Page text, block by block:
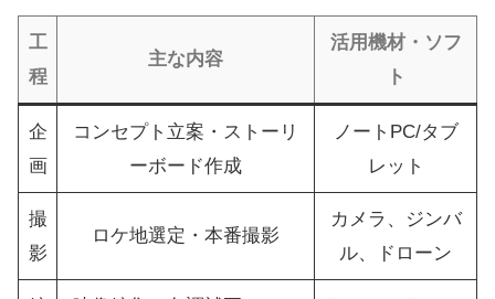
工
程
主な内容
活用機材・ソフ
ト
企
画
コンセプト立案・ストーリ
ーボード作成
ノートPC/タブ
レット
撮
影
ロケ地選定・本番撮影
カメラ、ジンバ
ル、ドローン